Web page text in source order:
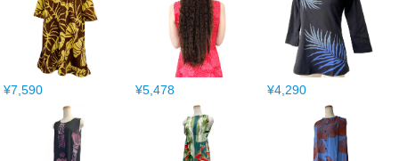
¥7,590 ¥5,478 ¥4,290